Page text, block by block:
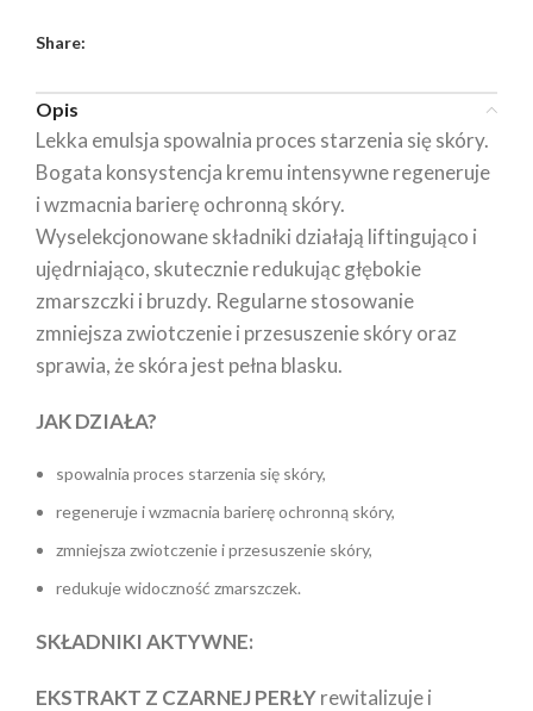
Share:
Opis
Lekka emulsja spowalnia proces starzenia się skóry.
Bogata konsystencja kremu intensywne regeneruje
i wzmacnia barierę ochronną skóry.
Wyselekcjonowane składniki działają liftingująco i
ujędrniająco, skutecznie redukując głębokie
zmarszczki i bruzdy. Regularne stosowanie
zmniejsza zwiotczenie i przesuszenie skóry oraz
sprawia, że skóra jest pełna blasku.
JAK DZIAŁA?
spowalnia proces starzenia się skóry,
regeneruje i wzmacnia barierę ochronną skóry,
zmniejsza zwiotczenie i przesuszenie skóry,
redukuje widoczność zmarszczek.
SKŁADNIKI AKTYWNE:
EKSTRAKT Z CZARNEJ PERŁYrewitalizuje i